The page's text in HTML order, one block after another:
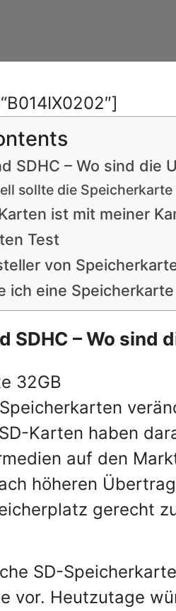
SDHC – Wo sind die
sollte die Speicherkarte
ist mit meiner
Test
von
ich eine
SDHC – Wo sind
Karten haben
auf den
höheren
gerecht
SD-
vor. Heutzutage